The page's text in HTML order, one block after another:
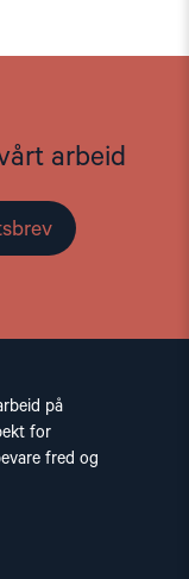
arbeid
på
for
fred og